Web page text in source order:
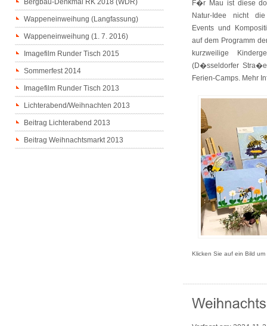
F�r Mau ist diese
Natur-Idee nicht
Events und
auf dem Programm
kurzweilige
(D�sseldorfer
Ferien-Camps. Mehr
Klicken Sie auf ein Bild
Bergbau-Denkmal RK 2018 (WDR)
Wappeneinweihung (Langfassung)
Wappeneinweihung (1. 7. 2016)
Imagefilm Runder Tisch 2015
Sommerfest 2014
Imagefilm Runder Tisch 2013
Lichterabend/Weihnachten 2013
Beitrag Lichterabend 2013
Beitrag Weihnachtsmarkt 2013